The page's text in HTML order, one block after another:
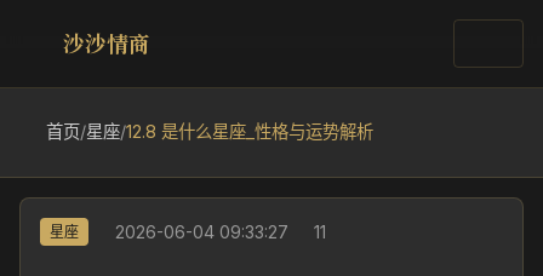
沙沙情商
首页/星座/12.8 是什么星座_性格与运势解析
星座 2026-06-04 09:33:27 11